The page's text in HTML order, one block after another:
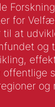
for
til at
og
offentlige
og